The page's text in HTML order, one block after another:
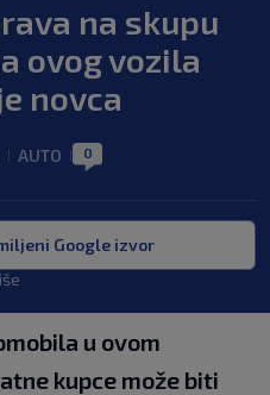
na skupu
ovog vozila
novca
AUTO 0
Google izvor
u ovom
kupce može biti